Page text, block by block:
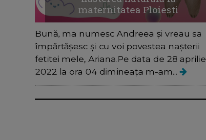
maternitatea Ploiesti
Bună, ma numesc Andreea și vreau sa
împărtășesc și cu voi povestea nașterii
fetitei mele, Ariana.Pe data de 28 aprilie
2022 la ora 04 dimineața m-am...